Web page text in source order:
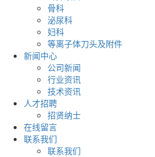
骨科
泌尿科
妇科
等离子体刀头及附件
新闻中心
公司新闻
行业资讯
技术资讯
人才招聘
招贤纳士
在线留言
联系我们
联系我们